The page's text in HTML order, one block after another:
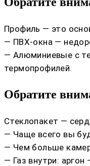
Профиль — это
— ПВХ-окна —
— Алюминиевые с
термопрофилей.
Обратите
Стеклопакет —
— Чаще всего вы
— Чем больше
— Газ внутри: